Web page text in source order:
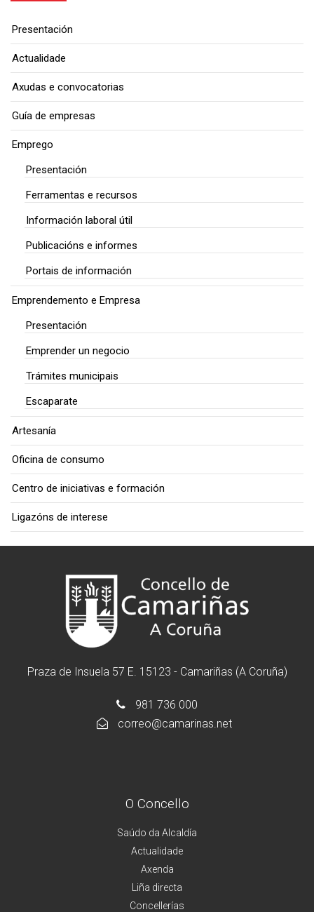
Presentación
Actualidade
Axudas e convocatorias
Guía de empresas
Emprego
Presentación
Ferramentas e recursos
Información laboral útil
Publicacións e informes
Portais de información
Emprendemento e Empresa
Presentación
Emprender un negocio
Trámites municipais
Escaparate
Artesanía
Oficina de consumo
Centro de iniciativas e formación
Ligazóns de interese
Praza de Insuela 57 E. 15123 - Camariñas (A Coruña)
981 736 000
correo@camarinas.net
O Concello
Saúdo da Alcaldía
Actualidade
Axenda
Liña directa
Concellerías